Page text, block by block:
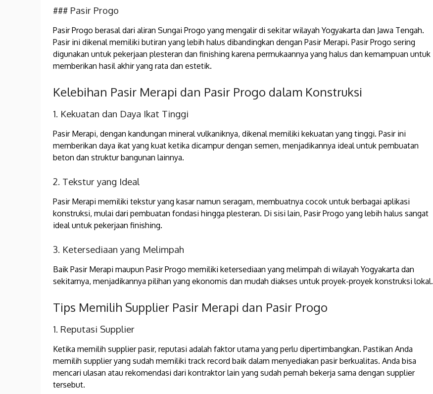
### Pasir Progo
Pasir Progo berasal dari aliran Sungai Progo yang mengalir di sekitar wilayah Yogyakarta dan Jawa Tengah.
Pasir ini dikenal memiliki butiran yang lebih halus dibandingkan dengan Pasir Merapi. Pasir Progo sering
digunakan untuk pekerjaan plesteran dan finishing karena permukaannya yang halus dan kemampuan untuk
memberikan hasil akhir yang rata dan estetik.
Kelebihan Pasir Merapi dan Pasir Progo dalam Konstruksi
1. Kekuatan dan Daya Ikat Tinggi
Pasir Merapi, dengan kandungan mineral vulkaniknya, dikenal memiliki kekuatan yang tinggi. Pasir ini
memberikan daya ikat yang kuat ketika dicampur dengan semen, menjadikannya ideal untuk pembuatan
beton dan struktur bangunan lainnya.
2. Tekstur yang Ideal
Pasir Merapi memiliki tekstur yang kasar namun seragam, membuatnya cocok untuk berbagai aplikasi
konstruksi, mulai dari pembuatan fondasi hingga plesteran. Di sisi lain, Pasir Progo yang lebih halus sangat
ideal untuk pekerjaan finishing.
3. Ketersediaan yang Melimpah
Baik Pasir Merapi maupun Pasir Progo memiliki ketersediaan yang melimpah di wilayah Yogyakarta dan
sekitarnya, menjadikannya pilihan yang ekonomis dan mudah diakses untuk proyek-proyek konstruksi lokal.
Tips Memilih Supplier Pasir Merapi dan Pasir Progo
1. Reputasi Supplier
Ketika memilih supplier pasir, reputasi adalah faktor utama yang perlu dipertimbangkan. Pastikan Anda
memilih supplier yang sudah memiliki track record baik dalam menyediakan pasir berkualitas. Anda bisa
mencari ulasan atau rekomendasi dari kontraktor lain yang sudah pernah bekerja sama dengan supplier
tersebut.